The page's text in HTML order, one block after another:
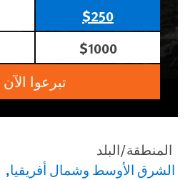
$250
$1000
تبرعوا الآن
المنطقة/البلد
الشرق الأوسط وشمال أفريقيا